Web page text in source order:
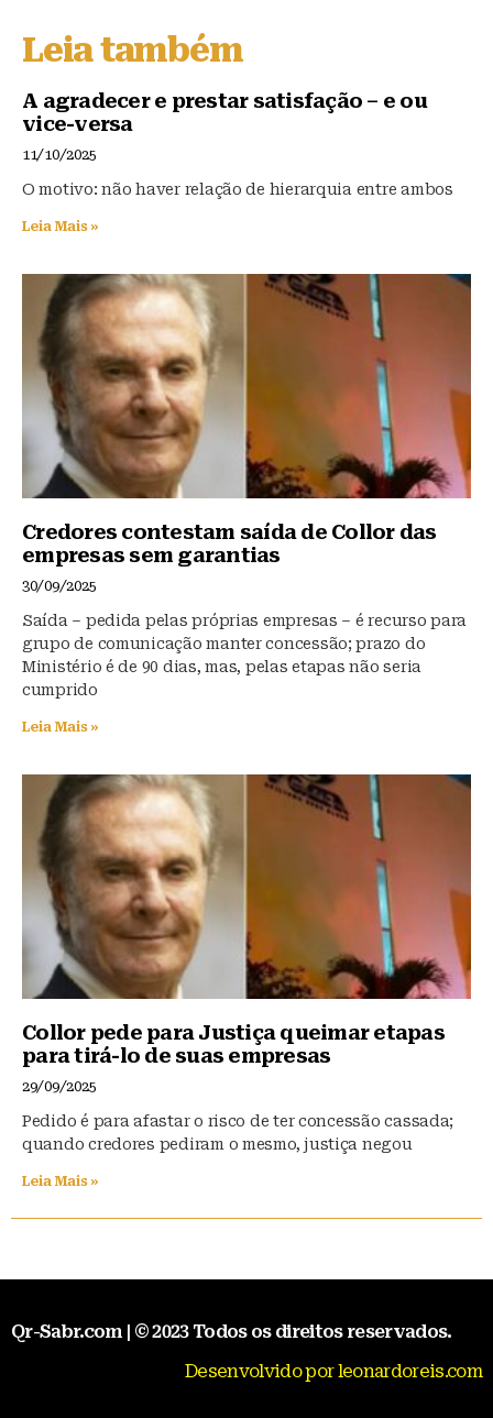
s
k
y
e
b
o
s
A
p
Leia também
A agradecer e prestar satisfação – e ou
vice-versa
11/10/2025
O motivo: não haver relação de hierarquia entre ambos
Leia Mais »
Credores contestam saída de Collor das
empresas sem garantias
30/09/2025
Saída – pedida pelas próprias empresas – é recurso para
grupo de comunicação manter concessão; prazo do
Ministério é de 90 dias, mas, pelas etapas não seria
cumprido
Leia Mais »
Collor pede para Justiça queimar etapas
para tirá-lo de suas empresas
29/09/2025
Pedido é para afastar o risco de ter concessão cassada;
quando credores pediram o mesmo, justiça negou
Leia Mais »
Qr-Sabr.com | © 2023 Todos os direitos reservados.
Desenvolvido por leonardoreis.com